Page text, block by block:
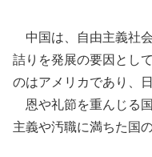
中国は、自由主義社
詰りを発展の要因とし
のはアメリカであり、
恩や礼節を重んじる
主義や汚職に満ちた国の